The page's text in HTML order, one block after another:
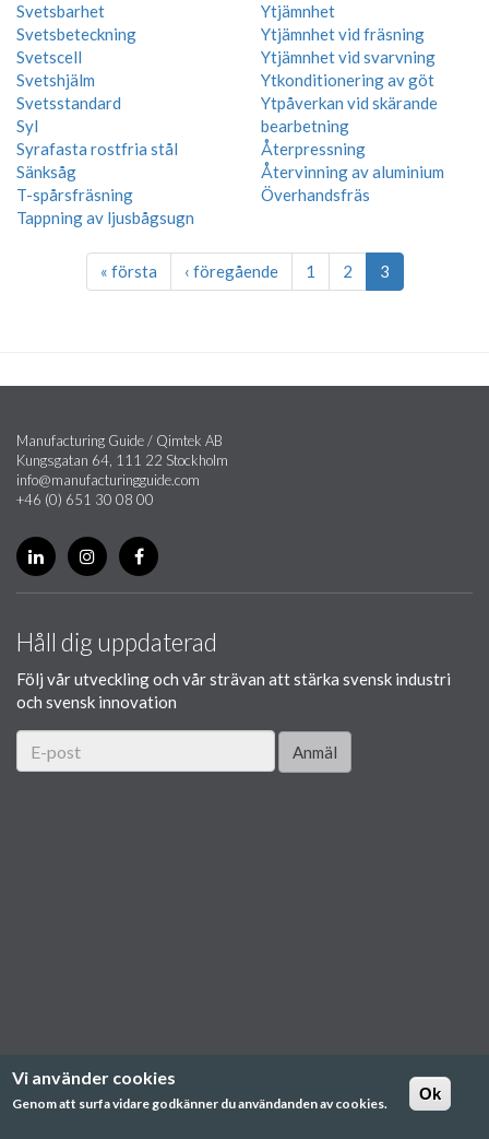
Svetsbarhet
Svetsbeteckning
Svetscell
Svetshjälm
Svetsstandard
Syl
Syrafasta rostfria stål
Sänksåg
T-spårsfräsning
Tappning av ljusbågsugn
Ytjämnhet
Ytjämnhet vid fräsning
Ytjämnhet vid svarvning
Ytkonditionering av göt
Ytpåverkan vid skärande
bearbetning
Återpressning
Återvinning av aluminium
Överhandsfräs
« första ‹ föregående 1 2 3
Manufacturing Guide / Qimtek AB
Kungsgatan 64, 111 22 Stockholm
info@manufacturingguide.com
+46 (0) 651 30 08 00
Håll dig uppdaterad
Följ vår utveckling och vår strävan att stärka svensk industri
och svensk innovation
Anmäl
Vi använder cookies
Genom att surfa vidare godkänner du användanden av cookies.
Ok